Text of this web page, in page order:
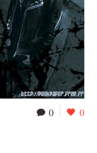
0 0